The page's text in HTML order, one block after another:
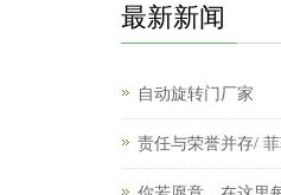
最新新闻
自动旋转门厂家
责任与荣誉并存/